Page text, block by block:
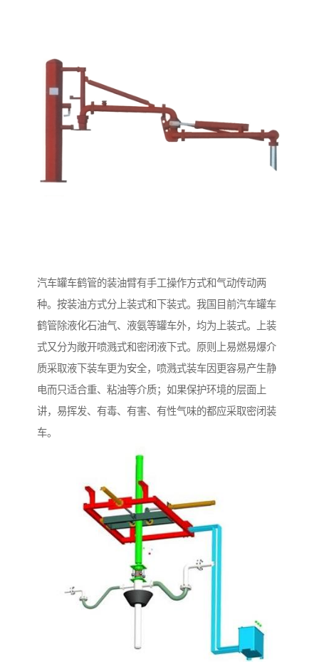
汽车罐车鹤管的装油臂有手工操作方式和气动传动两
种。按装油方式分上装式和下装式。我国目前汽车罐车
鹤管除液化石油气、液氨等罐车外，均为上装式。上装
式又分为敞开喷溅式和密闭液下式。原则上易燃易爆介
质采取液下装车更为安全，喷溅式装车因更容易产生静
电而只适合重、粘油等介质；如果保护环境的层面上
讲，易挥发、有毒、有害、有性气味的都应采取密闭装
车。